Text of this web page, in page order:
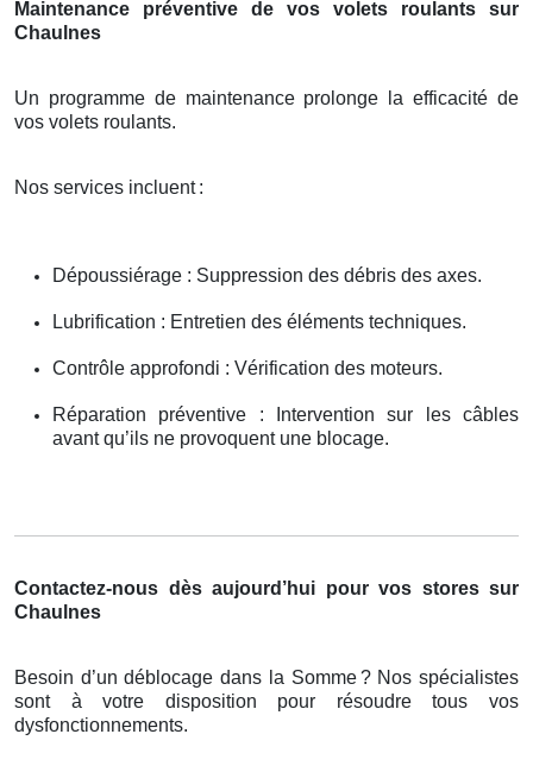
Maintenance préventive de vos volets roulants sur
Chaulnes
Un programme de maintenance prolonge la efficacité de
vos volets roulants.
Nos services incluent :
Dépoussiérage : Suppression des débris des axes.
Lubrification : Entretien des éléments techniques.
Contrôle approfondi : Vérification des moteurs.
Réparation préventive : Intervention sur les câbles
avant qu’ils ne provoquent une blocage.
Contactez-nous dès aujourd’hui pour vos stores sur
Chaulnes
Besoin d’un déblocage dans la Somme ? Nos spécialistes
sont à votre disposition pour résoudre tous vos
dysfonctionnements.